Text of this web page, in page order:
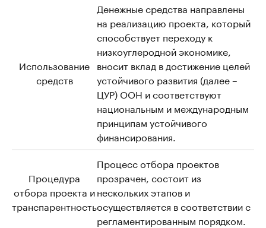
Использование
средств
Денежные средства направлены
на реализацию проекта, который
способствует переходу к
низкоуглеродной экономике,
вносит вклад в достижение целей
устойчивого развития (далее –
ЦУР) ООН и соответствуют
национальным и международным
принципам устойчивого
финансирования.
Процедура
отбора проекта и
транспарентность
Процесс отбора проектов
прозрачен, состоит из
нескольких этапов и
осуществляется в соответствии с
регламентированным порядком.